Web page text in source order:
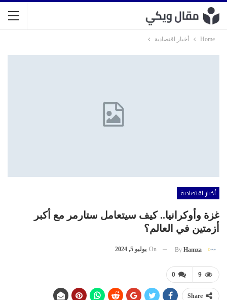
Home أخبار اقتصادية
أخبار اقتصادية
غزة وأوكرانيا.. كيف سيتعامل ستارمر مع أكبر
أزمتين في العالم؟
By Hamza
On يوليو 5, 2024
0 9
Share